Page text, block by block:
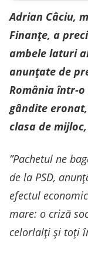
Adrian Câciu,
Finanţe, a
ambele laturi
anunțate de
România într-
gândite
clasa de
”Pachetul ne
de la PSD,
efectul
mare: o criză
celorlalţi şi toţi